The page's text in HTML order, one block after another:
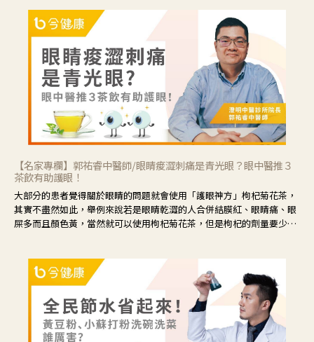
【名家專欄】郭祐睿中醫師/眼睛痠澀刺痛是青光眼？眼中醫推３
茶飲有助護眼！
大部分的患者覺得關於眼睛的問題就會使用「護眼神方」枸杞菊花茶，
其實不盡然如此，舉例來說若是眼睛乾澀的人合併結膜紅、眼睛痛、眼
屎多而且顏色黃，當然就可以使用枸杞菊花茶，但是枸杞的劑量要少，
候就要使用菊花、金銀花來治療；假如單純的眼睛乾澀，結膜沒有紅，
眼睛周圍沒有眼屎，這種情況是屬於「陰虛」，就可以使用枸杞、蓮
藕、麥門冬、山藥等比較滋潤的藥材，效果就更顯著。